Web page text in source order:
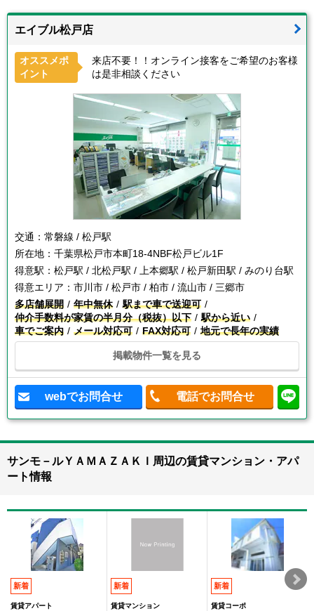
エイブル松戸店
オススメポ
イント
来店不要！！オンライン接客をご希望のお客様
は是非相談ください
交通： 常磐線 / 松戸駅
所在地： 千葉県松戸市本町18-4NBF松戸ビル1F
得意駅： 松戸駅 / 北松戸駅 / 上本郷駅 / 松戸新田駅 / みのり台駅
得意エリア： 市川市 / 松戸市 / 柏市 / 流山市 / 三郷市
多店舗展開
年中無休
駅まで車で送迎可
仲介手数料が家賃の半月分（税抜）以下
駅から近い
車でご案内
メール対応可 FAX対応可 地元で長年の実績
掲載物件一覧を見る
webでお問合せ 電話でお問合せ
サンモ－ルＹＡＭＡＺＡＫＩ周辺の賃貸マンション・アパ
ート情報
新着
賃貸アパート
新着
賃貸マンション
新着
賃貸コーポ